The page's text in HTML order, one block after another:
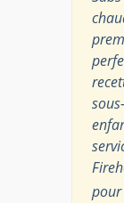
pour